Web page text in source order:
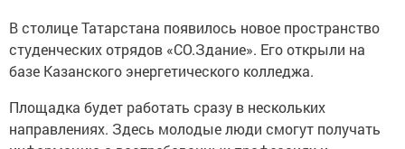
В столице Татарстана появилось новое пространство
студенческих отрядов «СО.Здание». Его открыли на
базе Казанского энергетического колледжа.
Площадка будет работать сразу в нескольких
направлениях. Здесь молодые люди смогут получать